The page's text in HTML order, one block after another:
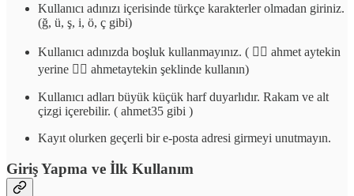
Kullanıcı adınızı içerisinde türkçe karakterler olmadan giriniz.
(ğ, ü, ş, i, ö, ç gibi)
Kullanıcı adınızda boşluk kullanmayınız. ( 👎🏻 ahmet aytekin
yerine 👍🏻 ahmetaytekin şeklinde kullanın)
Kullanıcı adları büyük küçük harf duyarlıdır. Rakam ve alt
çizgi içerebilir. ( ahmet35 gibi )
Kayıt olurken geçerli bir e-posta adresi girmeyi unutmayın.
Giriş Yapma ve İlk Kullanım